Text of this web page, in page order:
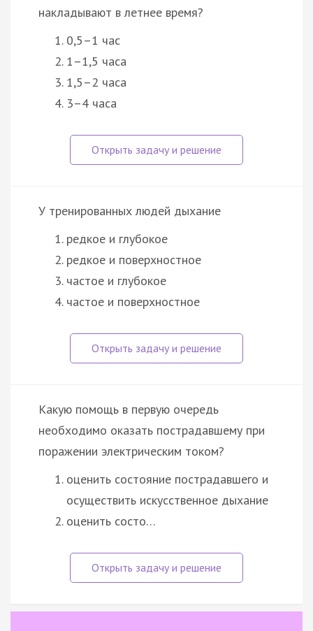
накладывают в летнее время?
0,5–1 час
1–1,5 часа
1,5–2 часа
3–4 часа
У тренированных людей дыхание
редкое и глубокое
редкое и поверхностное
частое и глубокое
частое и поверхностное
Какую помощь в первую очередь
необходимо оказать пострадавшему при
поражении электрическим током?
оценить состояние пострадавшего и
осуществить искусственное дыхание
оценить состо…